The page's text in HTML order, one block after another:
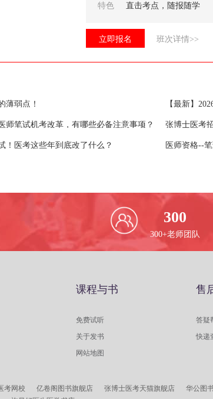
特色 直击考点，随报随学
立即报名 班次详情>>
薄弱点！ 【最新】
师笔试机考改革，有哪些必备注意事项？ 张博士医考
！医考这些年到底改了什么？ 医师资格--
300
300+老师团队
课程与书
免费试听
关于发书
网站地图
售
答疑
快递
考网校 亿卷阁图书旗舰店 张博士医考天猫旗舰店 华公图